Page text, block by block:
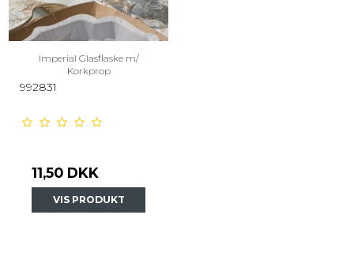
Imperial Glasflaske m/
Korkprop
992831
11,50 DKK
VIS PRODUKT